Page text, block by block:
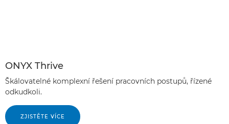
ONYX Thrive
Škálovatelné komplexní řešení pracovních postupů, řízené
odkudkoli.
ZJISTĚTE VÍCE